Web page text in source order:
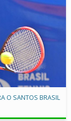
O SANTOS BRASIL